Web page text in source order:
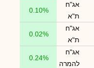
אג"ח
ת"א
0.10%
אג"ח
ת"א
0.02%
אג"ח
להמרה
0.24%